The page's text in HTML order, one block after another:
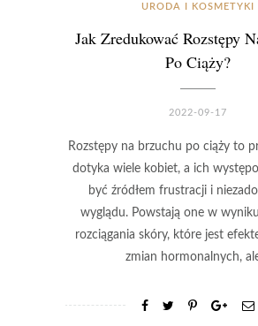
URODA I KOSMETYKI
Jak Zredukować Rozstępy
Po Ciąży?
2022-09-17
Rozstępy na brzuchu po ciąży to
dotyka wiele kobiet, a ich
być źródłem frustracji i
wyglądu. Powstają one w
rozciągania skóry, które jest
zmian hormonalnych,